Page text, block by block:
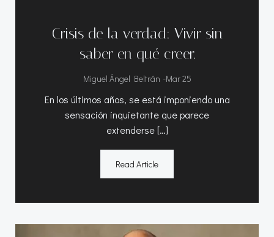
Crisis de la verdad: Vivir sin
saber en qué creer.
Miguel Ángel Beltrán -Mar 25
En los últimos años, se está imponiendo una
sensación inquietante que parece
extenderse […]
Read Article